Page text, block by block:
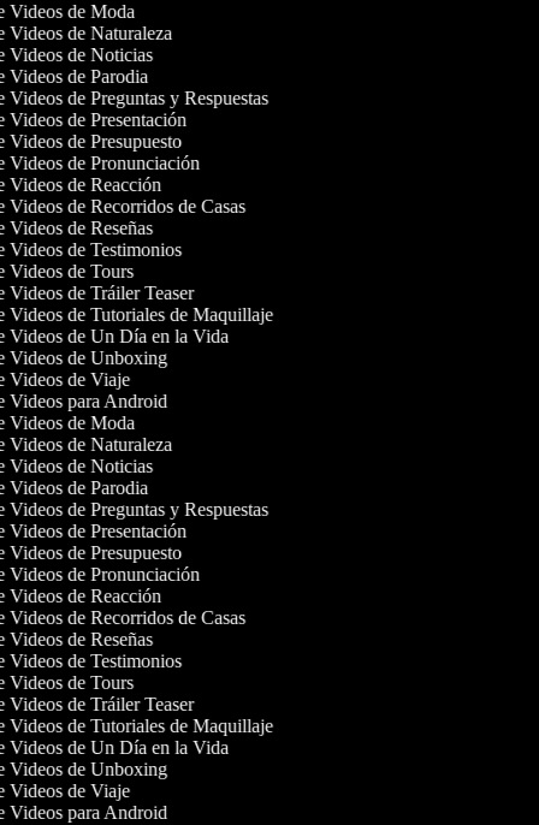
Videos de Moda
Videos de Naturaleza
Videos de Noticias
Videos de Parodia
Videos de Preguntas y Respuestas
Videos de Presentación
Videos de Presupuesto
Videos de Pronunciación
Videos de Reacción
Videos de Recorridos de Casas
Videos de Reseñas
Videos de Testimonios
Videos de Tours
Videos de Tráiler Teaser
Videos de Tutoriales de Maquillaje
Videos de Un Día en la Vida
Videos de Unboxing
Videos de Viaje
Videos para Android
Videos de Moda
Videos de Naturaleza
Videos de Noticias
Videos de Parodia
Videos de Preguntas y Respuestas
Videos de Presentación
Videos de Presupuesto
Videos de Pronunciación
Videos de Reacción
Videos de Recorridos de Casas
Videos de Reseñas
Videos de Testimonios
Videos de Tours
Videos de Tráiler Teaser
Videos de Tutoriales de Maquillaje
Videos de Un Día en la Vida
Videos de Unboxing
Videos de Viaje
Videos para Android